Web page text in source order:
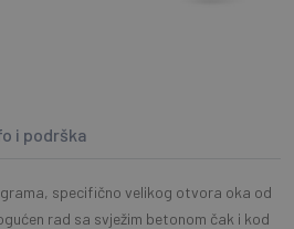
i podrška
specifično velikog otvora oka od
rad sa svježim betonom čak i kod